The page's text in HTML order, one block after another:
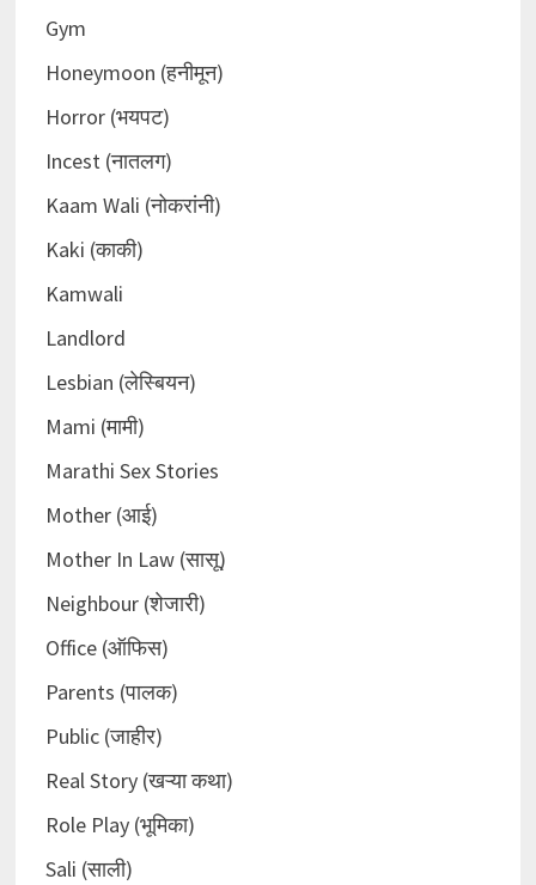
Gym
Honeymoon (हनीमून)
Horror (भयपट)
Incest (नातलग)
Kaam Wali (नोकरांनी)
Kaki (काकी)
Kamwali
Landlord
Lesbian (लेस्बियन)
Mami (मामी)
Marathi Sex Stories
Mother (आई)
Mother In Law (सासू)
Neighbour (शेजारी)
Office (ऑफिस)
Parents (पालक)
Public (जाहीर)
Real Story (खऱ्या कथा)
Role Play (भूमिका)
Sali (साली)